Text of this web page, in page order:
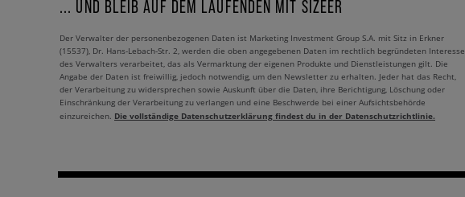
... UND BLEIB AUF DEM LAUFENDEN MIT SIZEER
Der Verwalter der personenbezogenen Daten ist Marketing Investment Group S.A. mit Sitz in Erkner
(15537), Dr. Hans-Lebach-Str. 2, werden die oben angegebenen Daten im rechtlich begründeten Interesse
des Verwalters verarbeitet, das als Vermarktung der eigenen Produkte und Dienstleistungen gilt. Die
Angabe der Daten ist freiwillig, jedoch notwendig, um den Newsletter zu erhalten. Jeder hat das Recht,
der Verarbeitung zu widersprechen sowie Auskunft über die Daten, ihre Berichtigung, Löschung oder
Einschränkung der Verarbeitung zu verlangen und eine Beschwerde bei einer Aufsichtsbehörde
einzureichen. Die vollständige Datenschutzerklärung findest du in der Datenschutzrichtlinie.